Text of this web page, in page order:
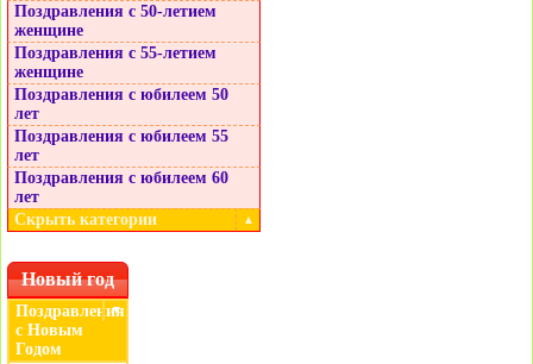
Поздравления с 50-летием
женщине
Поздравления с 55-летием
женщине
Поздравления с юбилеем 50
лет
Поздравления с юбилеем 55
лет
Поздравления с юбилеем 60
лет
Скрыть категории
▲
Новый год
Поздравления
с Новым
Годом
▼